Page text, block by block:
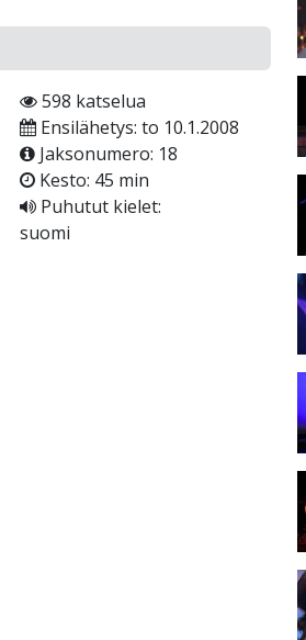
598 katselua
Ensilähetys: to 10.1.2008
Jaksonumero: 18
Kesto: 45 min
Puhutut kielet:
suomi